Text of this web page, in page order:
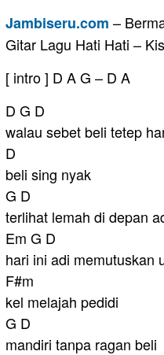
Jambiseru.com –
Gitar Lagu Hati Hati –
[ intro ] D A G – D A
D G D
walau sebet beli tetep
D
beli sing nyak
G D
terlihat lemah di depan
Em G D
hari ini adi memutuskan
F#m
kel melajah pedidi
G D
mandiri tanpa ragan beli